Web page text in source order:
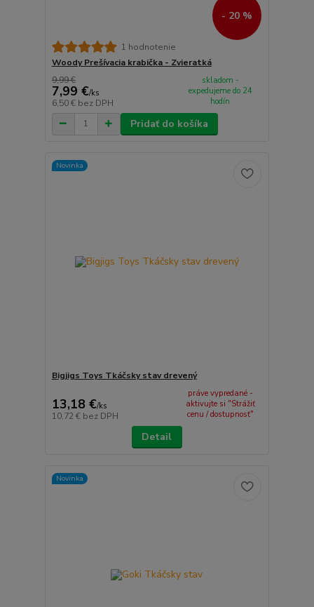
- 20 %
1 hodnotenie
Woody Prešívacia krabička - Zvieratká
9,99 €
7,99 €/ks
6,50 € bez DPH
skladom -
expedujeme do 24
hodín
Pridať do košíka
Novinka
Bigjigs Toys Tkáčsky stav drevený
13,18 €/ks
10,72 € bez DPH
práve vypredané -
aktivujte si "Strážiť
cenu / dostupnosť"
Detail
Novinka